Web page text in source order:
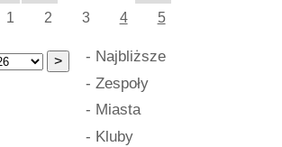
1 2 3 4 5
- Najbliższe
- Zespoły
- Miasta
- Kluby